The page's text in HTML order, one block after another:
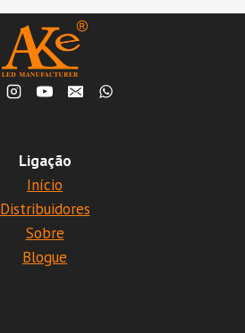
Ligação
Início
Distribuidores
Sobre
Blogue